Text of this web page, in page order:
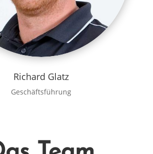
Richard Glatz
Geschäftsführung